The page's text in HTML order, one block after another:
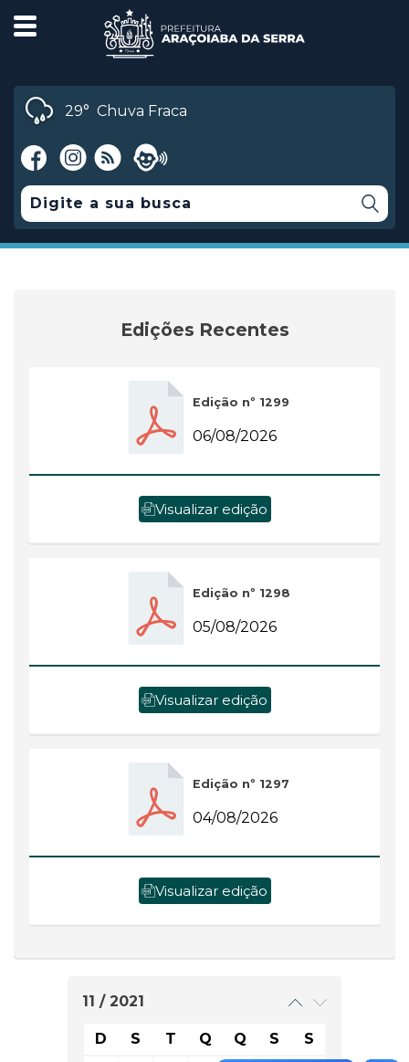
29° Chuva Fraca
Edições Recentes
Edição nº 1299
06/08/2026
Visualizar edição
Edição nº 1298
05/08/2026
Visualizar edição
Edição nº 1297
04/08/2026
Visualizar edição
11 / 2021
D S T Q Q S
S